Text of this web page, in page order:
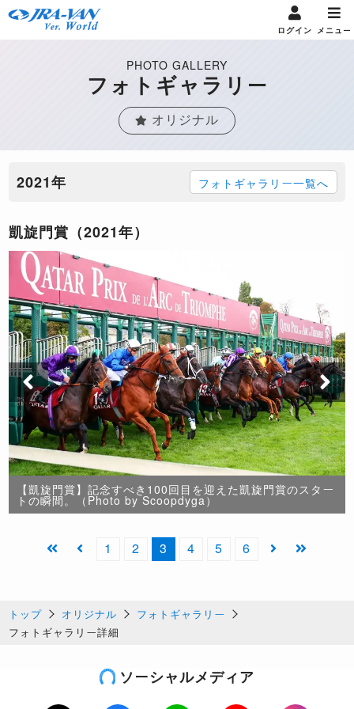
ログイン メニュー
PHOTO GALLERY
フォトギャラリー
オリジナル
2021年 フォトギャラリー一覧へ
凱旋門賞（2021年）
【凱旋門賞】記念すべき100回目を迎えた凱旋門賞のスター
トの瞬間。（Photo by Scoopdyga）
1 2 3 4 5 6
トップ オリジナル
フォトギャラリー
フォトギャラリー詳細
ソーシャルメディア